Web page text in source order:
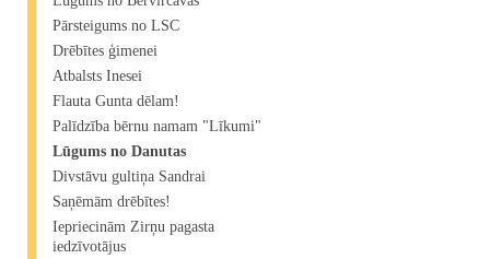
Pārsteigums no LSC
Drēbītes ģimenei
Atbalsts Inesei
Flauta Gunta dēlam!
Palīdzība bērnu namam "Līkumi"
Lūgums no Danutas
Divstāvu gultiņa Sandrai
Saņēmām drēbītes!
Iepriecinām Zirņu pagasta
iedzīvotājus